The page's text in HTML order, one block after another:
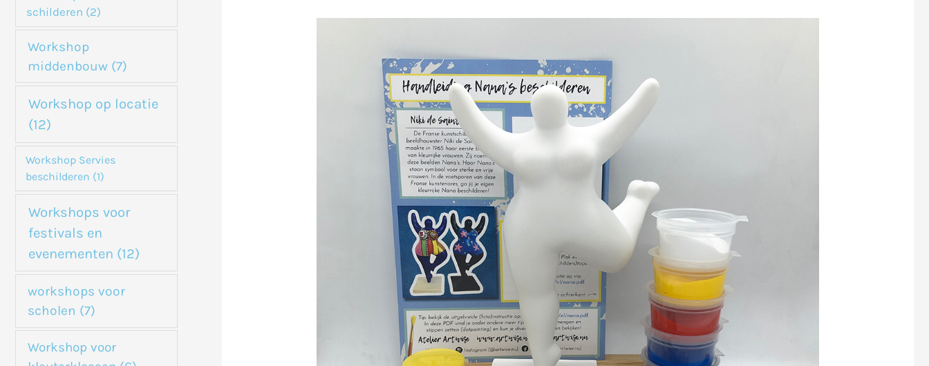
schilderen (2)
Workshop
middenbouw (7)
Workshop op locatie
(12)
Workshop Servies
beschilderen (1)
Workshops voor
festivals en
evenementen (12)
workshops voor
scholen (7)
Workshop voor